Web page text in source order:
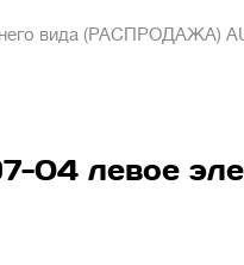
вида (РАСПРОДАЖА)
левое